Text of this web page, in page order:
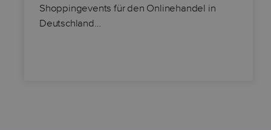
Shoppingevents für den Onlinehandel in
Deutschland…